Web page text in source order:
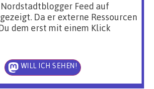
Feed auf
Da er externe Ressourcen
dem erst mit einem Klick
WILL ICH SEHEN!